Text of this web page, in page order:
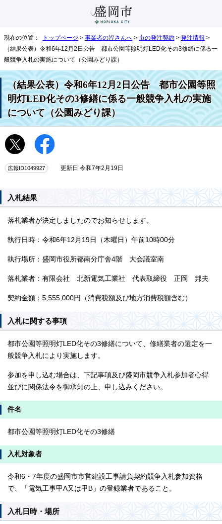
現在の位置： トップページ > 事業者の皆さんへ > 市の発注契約 > 発注情報 >
（結果公表）令和6年12月2日公告 都市公園等照明灯LED化その3修繕に係る一
般競争入札の実施について（公園みどり課）
（結果公表）令和6年12月2日公告 都市公園等照
明灯LED化その3修繕に係る一般競争入札の実施
について（公園みどり課）
広報ID1049927 更新日 令和7年2月19日
入札結果
落札業者が決定しましたのでお知らせします。
執行日時：令和6年12月19日（木曜日）午前10時00分
執行場所：盛岡市役所都南分庁舎4階 大会議室南
落札業者：有限会社 北新電気工業社 代表取締役 正岡 邦夫
契約金額：5,555,000円（消費税額及び地方消費税額含む）
入札に関する事項
都市公園等照明灯LED化その3修繕について、修繕業者の選定を一
般競争入札により実施します。
参加を申し込む場合は、下記事項及び盛岡市競争入札参加者心得
並びに関係法令を御承知の上、申し込みください。
件名
都市公園等照明灯LED化その3修繕
入札対象者
令和6・7年度の盛岡市市営建設工事請負契約競争入札参加資格
で、「電気工事甲A又は甲B」の登録業者であること。
入札日時・場所